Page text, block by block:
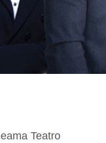
Teatro